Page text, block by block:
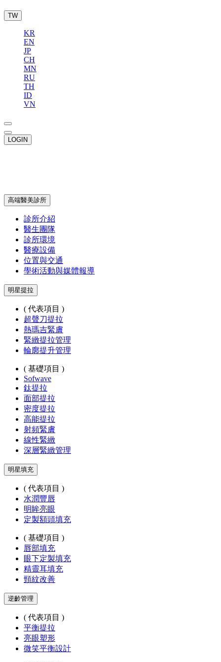
TW
KR
EN
JP
CH
MN
RU
TH
ID
VN
LOGIN
高端醫美診所
診所介紹
醫生團隊
診所環境
醫療設備
位置與交通
學術活動與媒體報導
明星提拉
( 代表項目 )
超聲刀提拉
熱瑪吉緊膚
緊緻提拉管理
輪廓提升管理
( 基礎項目 )
Sofwave
鈦提拉
面部提拉
密度提拉
高能提拉
射頻緊膚
線性緊緻
深層緊緻管理
明星填充
( 代表項目 )
水潤豐唇
明眸亮眼
定製額頭填充
( 基礎項目 )
唇部填充
眼下定製填充
精靈耳填充
頸紋改善
逆齡管理
( 代表項目 )
平衡提拉
亮眼塑形
微笑平衡設計